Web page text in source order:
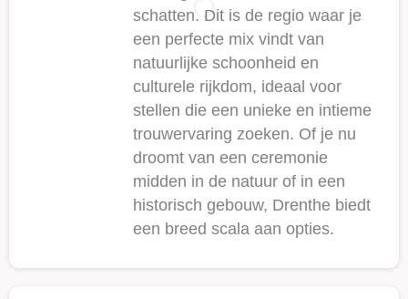
schatten. Dit is de regio waar je
een perfecte mix vindt van
natuurlijke schoonheid en
culturele rijkdom, ideaal voor
stellen die een unieke en intieme
trouwervaring zoeken. Of je nu
droomt van een ceremonie
midden in de natuur of in een
historisch gebouw, Drenthe biedt
een breed scala aan opties.